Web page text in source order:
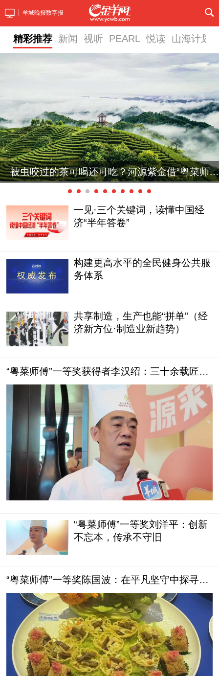
羊城晚报数字报
精彩推荐 新闻 视听 PEARL 悦读 山海计划
被虫咬过的茶可喝还可吃？河源紫金借“粤菜师
傅”工程发展蝉茶餐饮产业
一见·三个关键词，读懂中国经
济“半年答卷”
构建更高水平的全民健身公共服
务体系
共享制造，生产也能“拼单”（经
济新方位·制造业新趋势）
“粤菜师傅”一等奖获得者李汉绍：三十余载匠
心，只为守住潮菜本味
“粤菜师傅”一等奖刘洋平：创新
不忘本，传承不守旧
“粤菜师傅”一等奖陈国波：在平凡坚守中探寻粤
菜真谛
赛场不止论厨艺！一场厨艺赛事如何走进千家万
户？读懂粤菜师傅大赛的三大创新亮点